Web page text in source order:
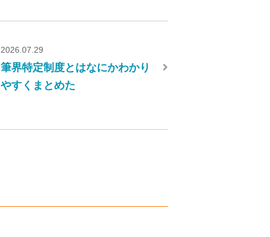
2026.07.29
筆界特定制度とはなにかわかり
やすくまとめた